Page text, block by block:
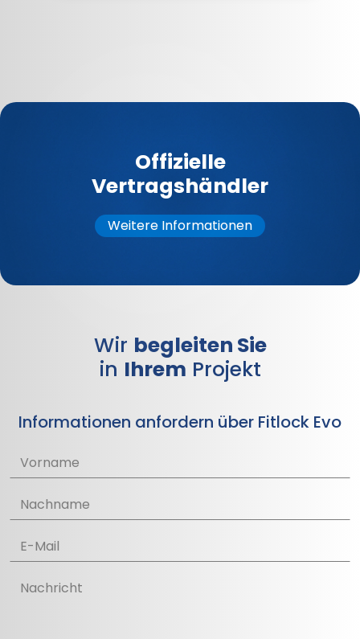
Offizielle
Vertragshändler
Weitere Informationen
Wir begleiten Sie
in Ihrem Projekt
Informationen anfordern über Fitlock Evo